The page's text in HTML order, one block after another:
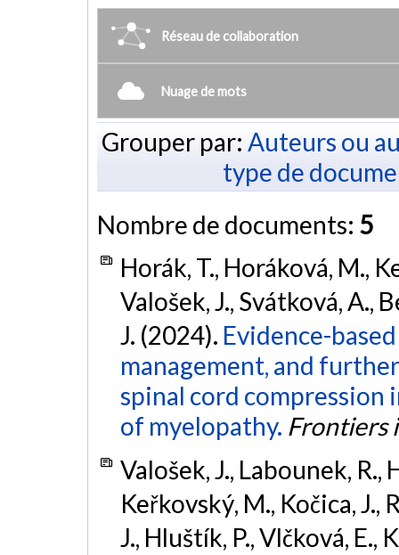
Réseau de collaboration
Nuage de mots
Grouper par: Auteurs ou
type de
Nombre de documents: 5
Horák, T., Horáková, M.,
Valošek, J., Svátková, A.,
J. (2024). Evidence-
management, and
spinal cord compression
of myelopathy. Frontiers
Valošek, J., Labounek, R.,
Keřkovský, M., Kočica, J.,
J., Hluštík, P., Vlčková, E.,